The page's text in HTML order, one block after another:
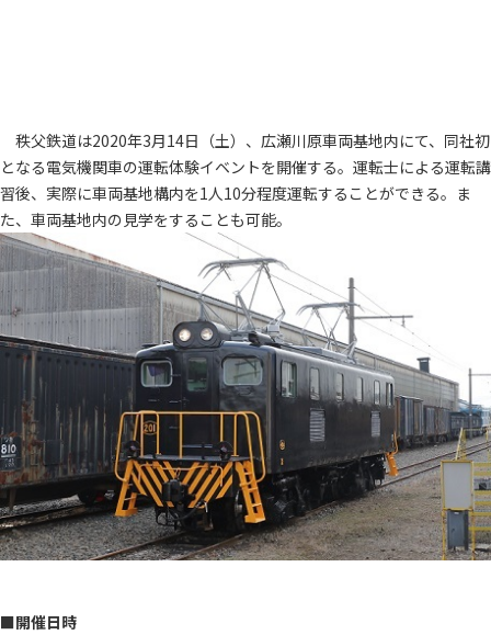
秩父鉄道は2020年3月14日（土）、広瀬川原車両基地内にて、同社初
となる電気機関車の運転体験イベントを開催する。運転士による運転講
習後、実際に車両基地構内を1人10分程度運転することができる。ま
た、車両基地内の見学をすることも可能。
■開催日時